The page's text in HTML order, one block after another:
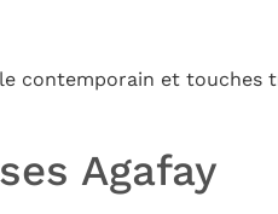
contemporain et touches
Agafay